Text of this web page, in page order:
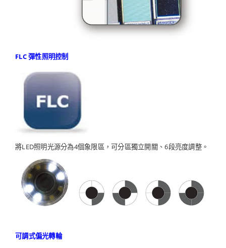
FLC 彈性照明控制
將LED照明光源分為4個象限區，可分區獨立開關、6段亮度調整。
可調式偏光轉輪